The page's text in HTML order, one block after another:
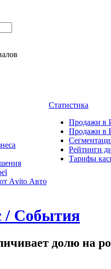
Аvito Авто
Статистика
Продажи в
Продажи в
Рейтинги
Тарифы
/ События
долю на